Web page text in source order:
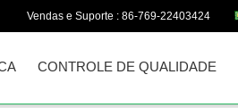
Vendas e Suporte : 86-769-22403424
CONTROLE DE QUALIDADE